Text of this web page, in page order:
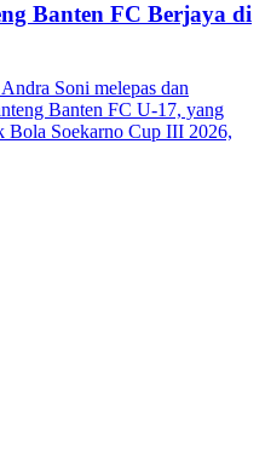
Banten FC Berjaya di
Soni melepas dan
Banten FC U-17, yang
Bola Soekarno Cup III 2026,